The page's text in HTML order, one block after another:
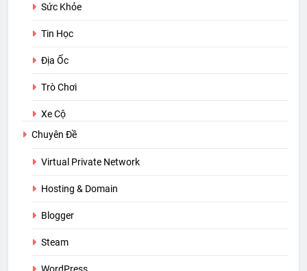
Sức Khỏe
Tin Học
Địa Ốc
Trò Chơi
Xe Cộ
Chuyên Đề
Virtual Private Network
Hosting & Domain
Blogger
Steam